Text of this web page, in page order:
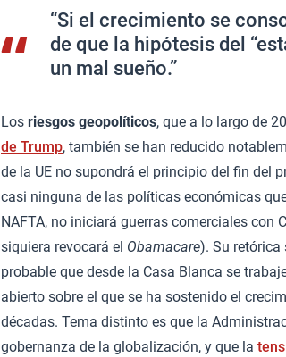
“Si el crecimiento se
de que la hipótesis del
un mal sueño.”
Los riesgos geopolíticos, que a lo largo de
de Trump, también se han reducido
de la UE no supondrá el principio del fin del
casi ninguna de las políticas económicas
NAFTA, no iniciará guerras comerciales
siquiera revocará el Obamacare). Su retórica
probable que desde la Casa Blanca se
abierto sobre el que se ha sostenido el
décadas. Tema distinto es que la
gobernanza de la globalización, y que la